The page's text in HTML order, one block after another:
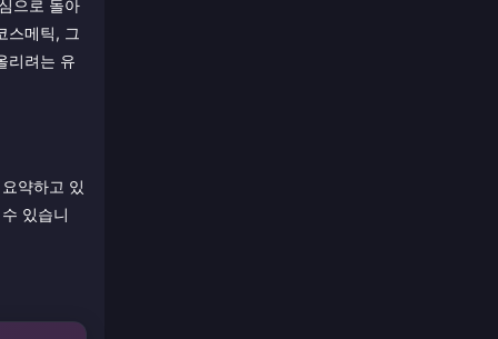
으로 돌아
스메틱, 그
리려는 유
약하고 있
있습니